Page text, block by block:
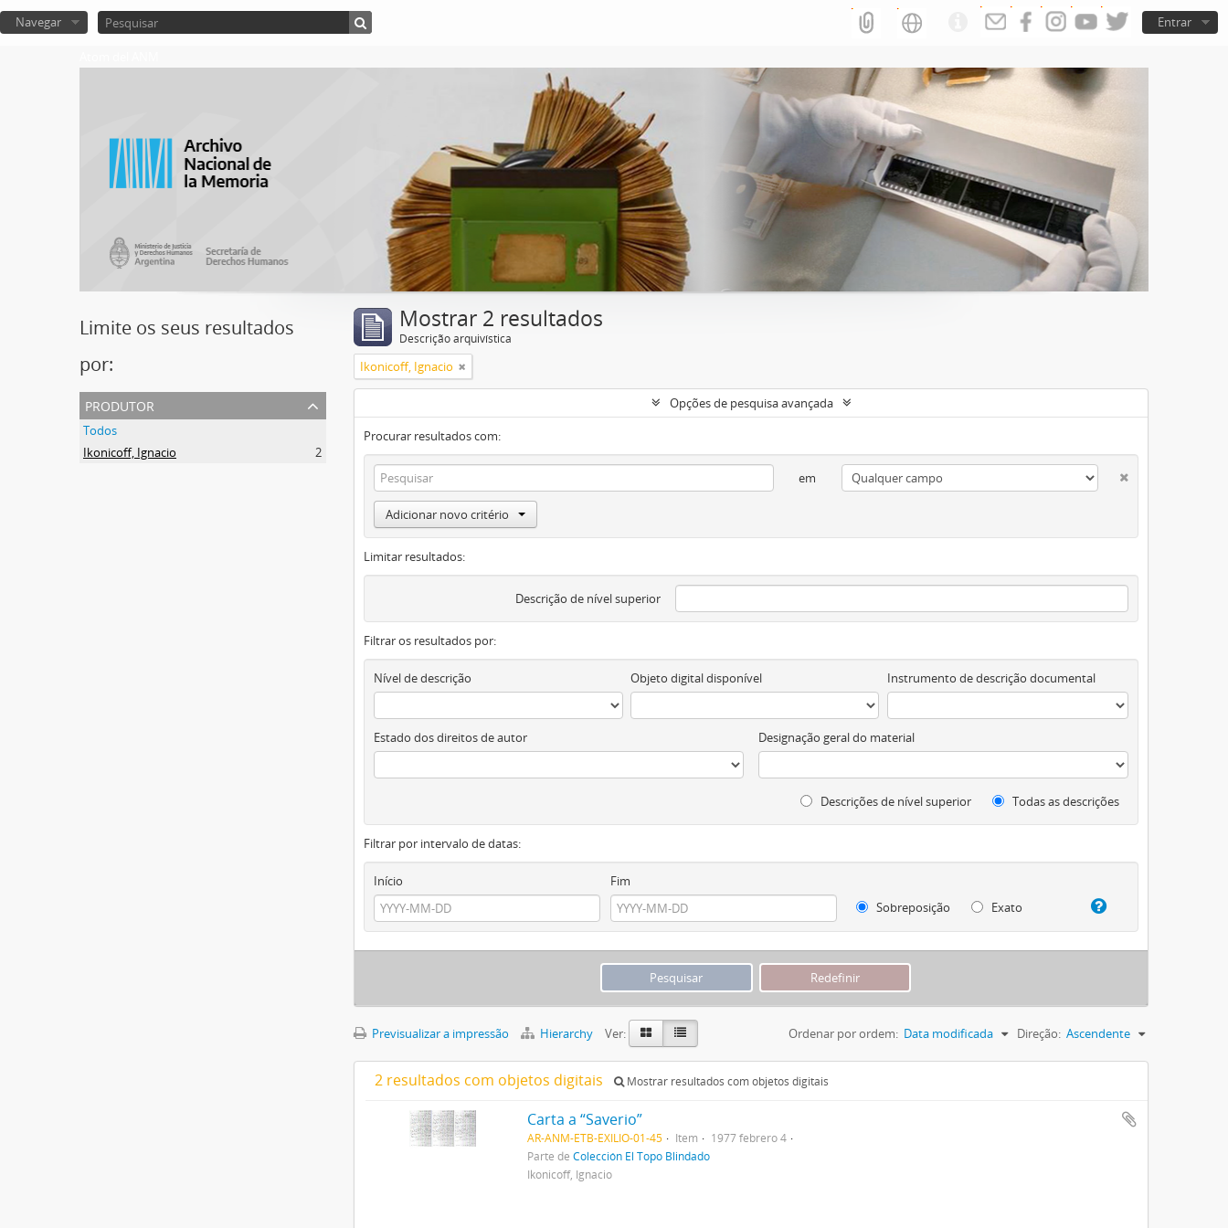
Entrar
Navegar
Limite os seus resultados
por:
produtor
Todos
Ikonicoff, Ignacio
2
Mostrar 2 resultados
Descrição arquivística
Ikonicoff, Ignacio
Opções de pesquisa avançada
Procurar resultados com:
em
Adicionar novo critério
Limitar resultados:
Descrição de nível superior
Filtrar os resultados por:
Nível de descrição Objeto digital disponível Instrumento de descrição documental
Estado dos direitos de autor Designação geral do material
Descrições de nível superior Todas as descrições
Filtrar por intervalo de datas:
Início
Fim
Sobreposição
Exato
Previsualizar a impressão Hierarchy Ver: Ordenar por ordem: Data modificada Direção: Ascendente
2 resultados com objetos digitais Mostrar resultados com objetos digitais
Carta a “Saverio”
AR-ANM-ETB-EXILIO-01-45 Item
1977 febrero 4
Parte deColección El Topo Blindado
Ikonicoff, Ignacio